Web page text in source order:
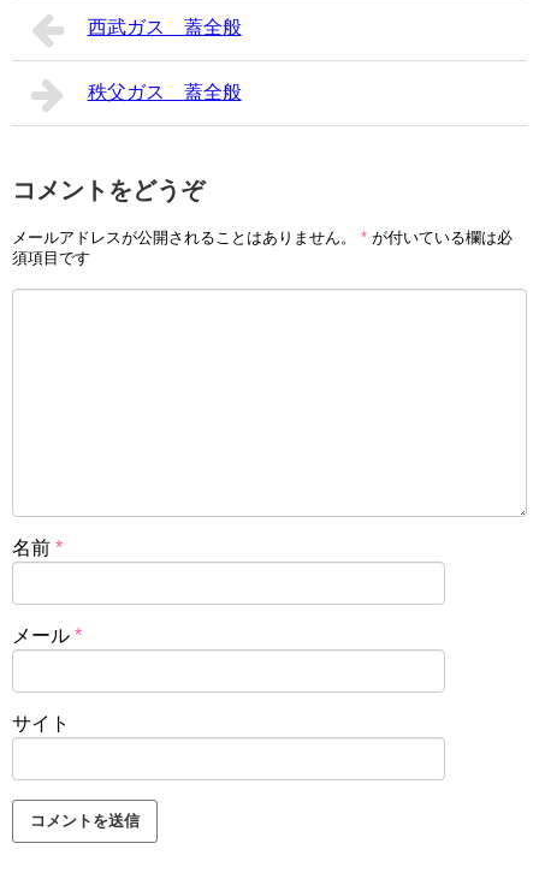
西武ガス 蓋全般
秩父ガス 蓋全般
コメントをどうぞ
メールアドレスが公開されることはありません。 * が付いている欄は必
須項目です
名前 *
メール *
サイト